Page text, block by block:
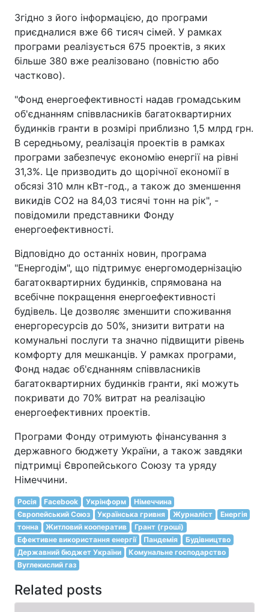
Згідно з його інформацією, до програми
приєдналися вже 66 тисяч сімей. У рамках
програми реалізується 675 проектів, з яких
більше 380 вже реалізовано (повністю або
частково).
"Фонд енергоефективності надав громадським
об'єднанням співвласників багатоквартирних
будинків гранти в розмірі приблизно 1,5 млрд грн.
В середньому, реалізація проектів в рамках
програми забезпечує економію енергії на рівні
31,3%. Це призводить до щорічної економії в
обсязі 310 млн кВт-год., а також до зменшення
викидів CO2 на 84,03 тисячі тонн на рік", -
повідомили представники Фонду
енергоефективності.
Відповідно до останніх новин, програма
"Енергодім", що підтримує енергомодернізацію
багатоквартирних будинків, спрямована на
всебічне покращення енергоефективності
будівель. Це дозволяє зменшити споживання
енергоресурсів до 50%, знизити витрати на
комунальні послуги та значно підвищити рівень
комфорту для мешканців. У рамках програми,
Фонд надає об'єднанням співвласників
багатоквартирних будинків гранти, які можуть
покривати до 70% витрат на реалізацію
енергоефективних проектів.
Програми Фонду отримують фінансування з
державного бюджету України, а також завдяки
підтримці Європейського Союзу та уряду
Німеччини.
Росія Facebook Укрінформ
Німеччина
Європейський Союз
Українська гривня Журналіст
Енергія
тонна
Житловий кооператив
Грант (гроші)
Ефективне використання енергії
Пандемія
Будівництво
Державний бюджет України
Комунальне господарство
Вуглекислий газ
Related posts